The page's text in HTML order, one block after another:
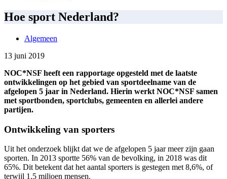
Hoe sport Nederland?
Algemeen
13 juni 2019
NOC*NSF heeft een rapportage opgesteld met de laatste
ontwikkelingen op het gebied van sportdeelname van de
afgelopen 5 jaar in Nederland. Hierin werkt NOC*NSF samen
met sportbonden, sportclubs, gemeenten en allerlei andere
partijen.
Ontwikkeling van sporters
Uit het onderzoek blijkt dat we de afgelopen 5 jaar meer zijn gaan
sporten. In 2013 sportte 56% van de bevolking, in 2018 was dit
65%. Dit betekent dat het aantal sporters is gestegen met 8,6%, of
terwijl 1,5 miljoen mensen.